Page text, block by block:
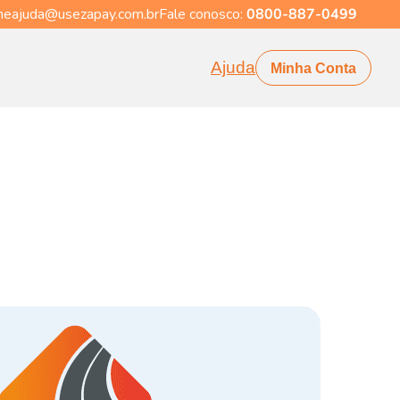
Fale conosco: 0800-887-0499
Ajuda Minha Conta